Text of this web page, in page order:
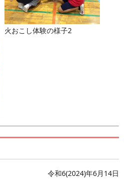
火おこし体験の様子2
令和6(2024)年6月14日